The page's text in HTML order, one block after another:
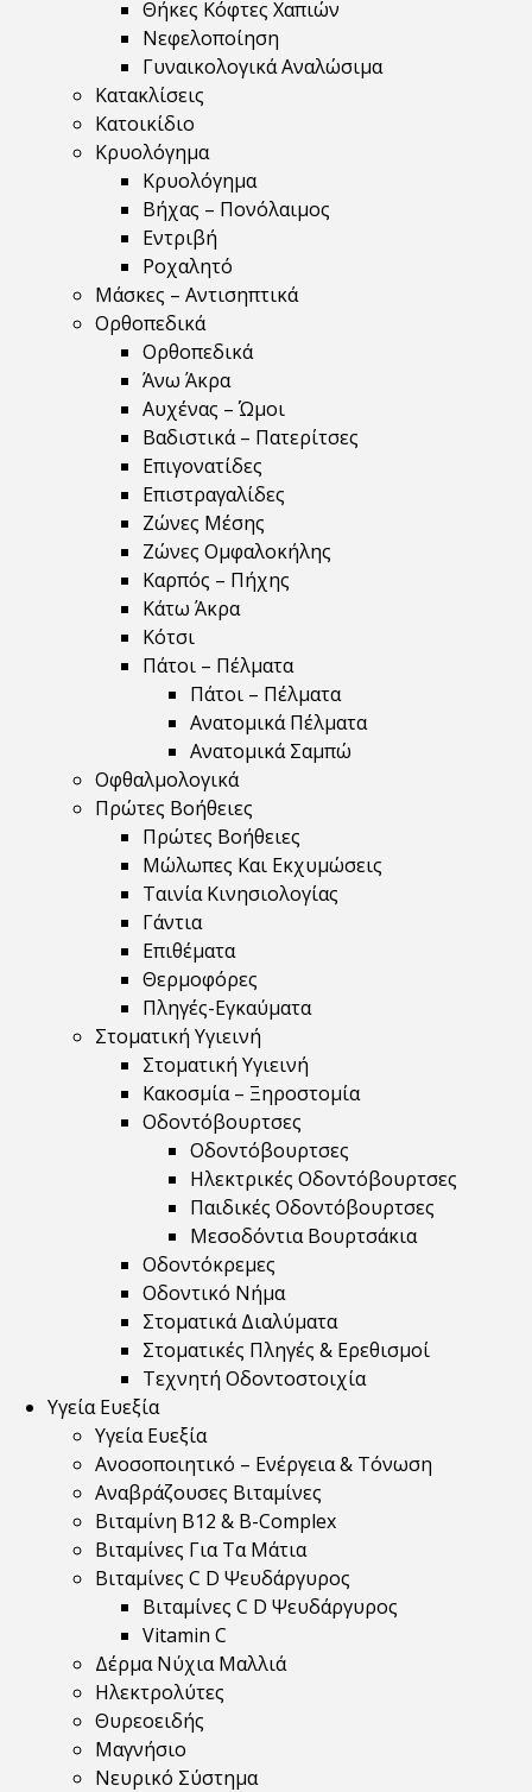
Θήκες Κόφτες Χαπιών
Νεφελοποίηση
Γυναικολογικά Αναλώσιμα
Κατακλίσεις
Κατοικίδιο
Κρυολόγημα
Κρυολόγημα
Βήχας – Πονόλαιμος
Εντριβή
Ροχαλητό
Μάσκες – Αντισηπτικά
Ορθοπεδικά
Ορθοπεδικά
Άνω Άκρα
Αυχένας – Ώμοι
Βαδιστικά – Πατερίτσες
Επιγονατίδες
Επιστραγαλίδες
Ζώνες Μέσης
Ζώνες Ομφαλοκήλης
Καρπός – Πήχης
Κάτω Άκρα
Κότσι
Πάτοι – Πέλματα
Πάτοι – Πέλματα
Ανατομικά Πέλματα
Ανατομικά Σαμπώ
Οφθαλμολογικά
Πρώτες Βοήθειες
Πρώτες Βοήθειες
Μώλωπες Και Εκχυμώσεις
Ταινία Κινησιολογίας
Γάντια
Επιθέματα
Θερμοφόρες
Πληγές-Εγκαύματα
Στοματική Υγιεινή
Στοματική Υγιεινή
Κακοσμία – Ξηροστομία
Οδοντόβουρτσες
Οδοντόβουρτσες
Ηλεκτρικές Οδοντόβουρτσες
Παιδικές Οδοντόβουρτσες
Μεσοδόντια Βουρτσάκια
Οδοντόκρεμες
Οδοντικό Νήμα
Στοματικά Διαλύματα
Στοματικές Πληγές & Ερεθισμοί
Τεχνητή Οδοντοστοιχία
Υγεία Ευεξία
Υγεία Ευεξία
Ανοσοποιητικό – Ενέργεια & Τόνωση
Αναβράζουσες Βιταμίνες
Βιταμίνη B12 & Β-Complex
Βιταμίνες Για Τα Μάτια
Βιταμίνες C D Ψευδάργυρος
Βιταμίνες C D Ψευδάργυρος
Vitamin C
Δέρμα Νύχια Μαλλιά
Ηλεκτρολύτες
Θυρεοειδής
Μαγνήσιο
Νευρικό Σύστημα